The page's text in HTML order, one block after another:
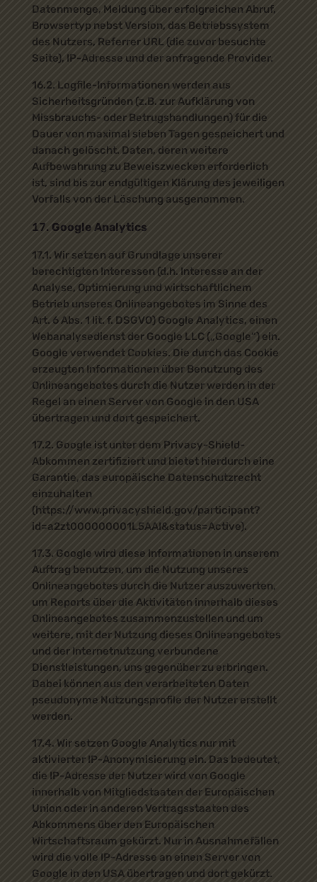
Datenmenge, Meldung über erfolgreichen Abruf,
Browsertyp nebst Version, das Betriebssystem
des Nutzers, Referrer URL (die zuvor besuchte
Seite), IP-Adresse und der anfragende Provider.
16.2. Logfile-Informationen werden aus
Sicherheitsgründen (z.B. zur Aufklärung von
Missbrauchs- oder Betrugshandlungen) für die
Dauer von maximal sieben Tagen gespeichert und
danach gelöscht. Daten, deren weitere
Aufbewahrung zu Beweiszwecken erforderlich
ist, sind bis zur endgültigen Klärung des jeweiligen
Vorfalls von der Löschung ausgenommen.
Google Analytics
17.1. Wir setzen auf Grundlage unserer
berechtigten Interessen (d.h. Interesse an der
Analyse, Optimierung und wirtschaftlichem
Betrieb unseres Onlineangebotes im Sinne des
Art. 6 Abs. 1 lit. f. DSGVO) Google Analytics, einen
Webanalysedienst der Google LLC („Google“) ein.
Google verwendet Cookies. Die durch das Cookie
erzeugten Informationen über Benutzung des
Onlineangebotes durch die Nutzer werden in der
Regel an einen Server von Google in den USA
übertragen und dort gespeichert.
17.2. Google ist unter dem Privacy-Shield-
Abkommen zertifiziert und bietet hierdurch eine
Garantie, das europäische Datenschutzrecht
einzuhalten
(https://www.privacyshield.gov/participant?
id=a2zt000000001L5AAI&status=Active).
17.3. Google wird diese Informationen in unserem
Auftrag benutzen, um die Nutzung unseres
Onlineangebotes durch die Nutzer auszuwerten,
um Reports über die Aktivitäten innerhalb dieses
Onlineangebotes zusammenzustellen und um
weitere, mit der Nutzung dieses Onlineangebotes
und der Internetnutzung verbundene
Dienstleistungen, uns gegenüber zu erbringen.
Dabei können aus den verarbeiteten Daten
pseudonyme Nutzungsprofile der Nutzer erstellt
werden.
17.4. Wir setzen Google Analytics nur mit
aktivierter IP-Anonymisierung ein. Das bedeutet,
die IP-Adresse der Nutzer wird von Google
innerhalb von Mitgliedstaaten der Europäischen
Union oder in anderen Vertragsstaaten des
Abkommens über den Europäischen
Wirtschaftsraum gekürzt. Nur in Ausnahmefällen
wird die volle IP-Adresse an einen Server von
Google in den USA übertragen und dort gekürzt.